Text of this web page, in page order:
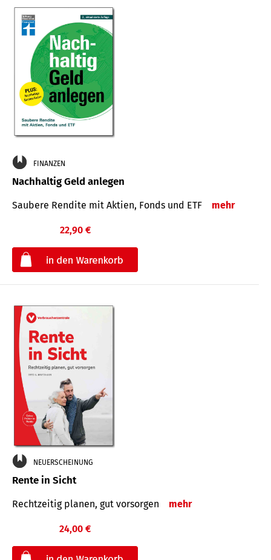
FINANZEN
Nachhaltig Geld anlegen
Saubere Rendite mit Aktien, Fonds und ETF mehr
22,90 €
NEUERSCHEINUNG
Rente in Sicht
Rechtzeitig planen, gut vorsorgen mehr
24,00 €